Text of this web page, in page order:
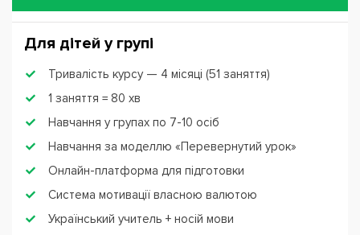
Для дітей у групі
Тривалість курсу — 4 місяці (51 заняття)
1 заняття = 80 хв
Навчання у групах по 7-10 осіб
Навчання за моделлю «Перевернутий урок»
Онлайн-платформа для підготовки
Система мотивації власною валютою
Український учитель + носій мови